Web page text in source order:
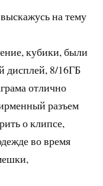
на тему
кубики, были
дисплей, 8/16ГБ
отлично
разъем
о клипсе,
во время